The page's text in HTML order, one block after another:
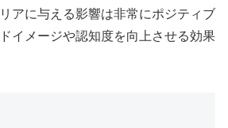
アに与える影響は非常にポジティブ
イメージや認知度を向上させる効果